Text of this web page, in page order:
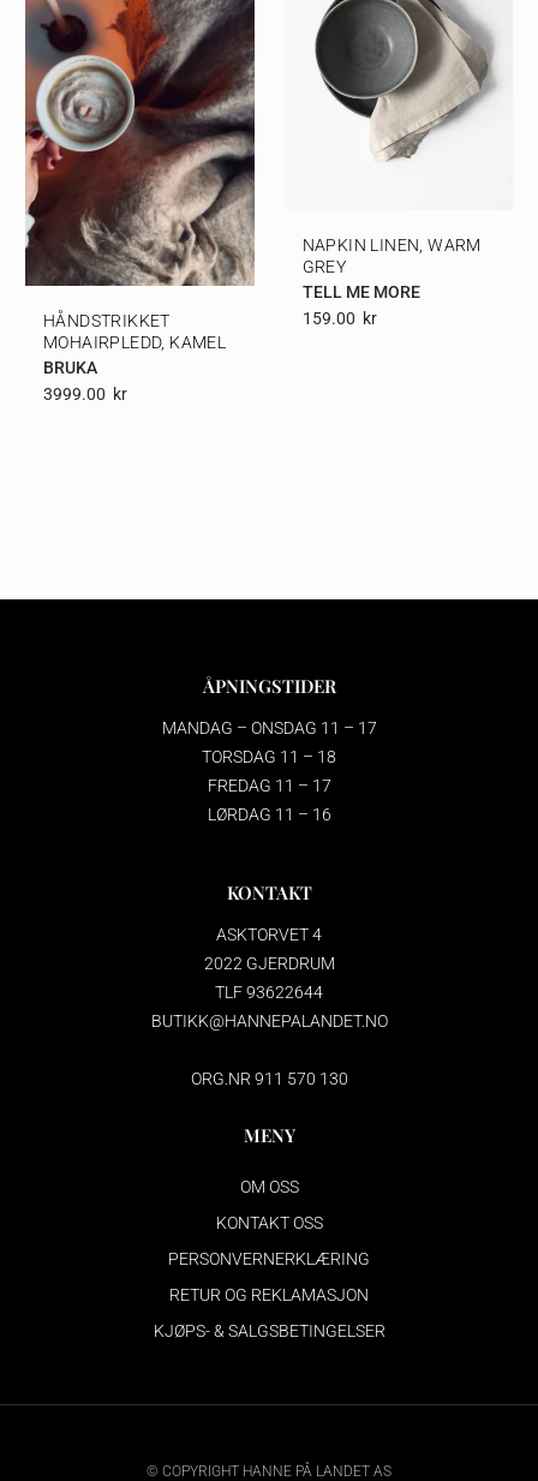
HÅNDSTRIKKET
MOHAIRPLEDD, KAMEL
BRUKA
3999.00 Kr
NAPKIN LINEN, WARM
GREY
TELL ME MORE
159.00 Kr
ÅPNINGSTIDER
MANDAG – ONSDAG 11 – 17
TORSDAG 11 – 18
FREDAG 11 – 17
LØRDAG 11 – 16
KONTAKT
ASKTORVET 4
2022 GJERDRUM
TLF 93622644
BUTIKK@HANNEPALANDET.NO
ORG.NR 911 570 130
MENY
OM OSS
KONTAKT OSS
PERSONVERNERKLÆRING
RETUR OG REKLAMASJON
KJØPS- & SALGSBETINGELSER
© COPYRIGHT HANNE PÅ LANDET AS